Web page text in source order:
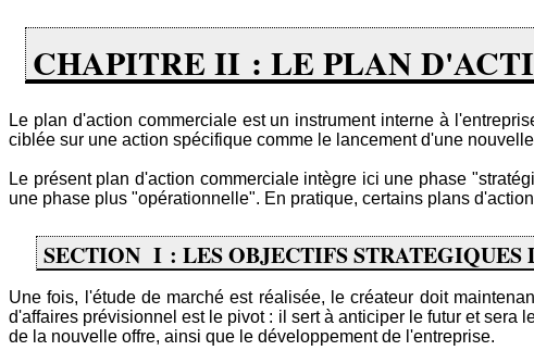
CHAPITRE II : LE PLAN
Le plan d'action commerciale est un instrument interne à
ciblée sur une action spécifique comme le lancement d'une
Le présent plan d'action commerciale intègre ici une phase
une phase plus "opérationnelle". En pratique, certains plans
SECTION I : LES OBJECTIFS
Une fois, l'étude de marché est réalisée, le créateur doit
d'affaires prévisionnel est le pivot : il sert à anticiper le futur et
de la nouvelle offre, ainsi que le développement de l'entreprise.